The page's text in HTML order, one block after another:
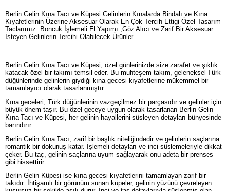
Berlin Gelin Kına Tacı ve Küpesi Gelinlerin Kınalarda Bindalı ve Kına
Kıyafetlerinin Üzerine Aksesuar Olarak En Çok Tercih Ettigi Özel Tasarım
Taclarımız. Boncuk İşlemeli El Yapımı ,Göz Alıcı ve Zarif Bir Aksesuar
İsteyen Gelinlerin Tercihi Olabilecek Ürünler...
Berlin Gelin Kına Tacı ve Küpesi, özel günlerinizde size zarafet ve şıklık
katacak özel bir takımı temsil eder. Bu muhteşem takım, geleneksel Türk
düğünlerinde gelinlerin giydiği kına gecesi kıyafetlerine mükemmel bir
tamamlayıcı olarak tasarlanmıştır.
Kına geceleri, Türk düğünlerinin vazgeçilmez bir parçasıdır ve gelinler için
büyük önem taşır. Bu özel geceye uygun olarak tasarlanan Berlin Gelin
Kına Tacı ve Küpesi, her gelinin hayallerini süsleyen detayları bünyesinde
barındırır.
Berlin Gelin Kına Tacı, zarif bir başlık niteliğindedir ve gelinlerin saçlarına
romantik bir dokunuş katar. İşlemeli detayları ve inci süslemeleriyle dikkat
çeker. Bu taç, gelinin saçlarına uyum sağlayarak onu adeta bir prenses
gibi hissettirir.
Berlin Gelin Küpesi ise kına gecesi kıyafetlerini tamamlayan zarif bir
takıdır. İhtişamlı bir görünüm sunan küpeler, gelinin yüzünü çevreleyen